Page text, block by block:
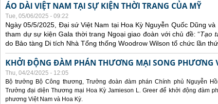
ÁO DÀI VIỆT NAM TẠI SỰ KIỆN THỜI TRANG CỦA MỸ
Tue, 05/06/2025 - 09:22
Ngày 05/5/2025, Đại sứ Việt Nam tại Hoa Kỳ Nguyễn Quốc Dũng
tham dự sự kiện Gala thời trang Ngoại giao đoàn với chủ đề: “Tạo
do Bảo tàng Di tích Nhà Tổng thống Woodrow Wilson tổ chức lần
KHỞI ĐỘNG ĐÀM PHÁN THƯƠNG MẠI SONG PHƯƠNG
Thu, 04/24/2025 - 12:05
Bộ trưởng Bộ Công thương, Trưởng đoàn đàm phán Chính phủ Nguyễn
Trưởng đại diện Thương mại Hoa Kỳ Jamieson L. Greer để khởi động đàm
phương Việt Nam và Hoa Kỳ.